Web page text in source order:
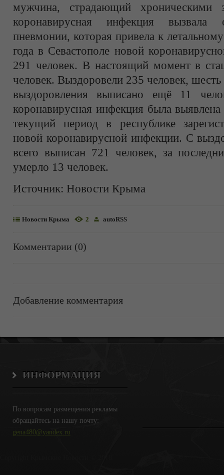
мужчина, страдающий хроническими
коронавирусная инфекция
пневмонии, которая привела к
года в Севастополе новой
291 человек. В настоящий момент в
человек. Выздоровели 235 человек,
выздоровления выписано ещё 11
коронавирусная инфекция была
текущий период в республике
новой коронавирусной инфекции. С
всего выписан 721 человек, за
умерло 13 человек.
Источник: Новости Крыма
Новости Крыма 2 autoRSS
Комментарии (0)
Добавление комментария
ИНФОРМАЦИЯ
По вопросам размещения рекламы
обращайтесь на нашу почту:
gena480@yandex.ru